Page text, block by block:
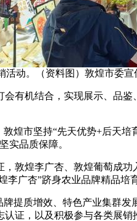
活动。（资料图）敦煌市委宣
机结合，实现展示、品鉴
市坚持“先天优势+后天培
实品质保障。
煌李广杏、敦煌葡萄成功
李广杏”跻身农业品牌精品
质增效、特色产业集群发
证，以及积极参与各类展